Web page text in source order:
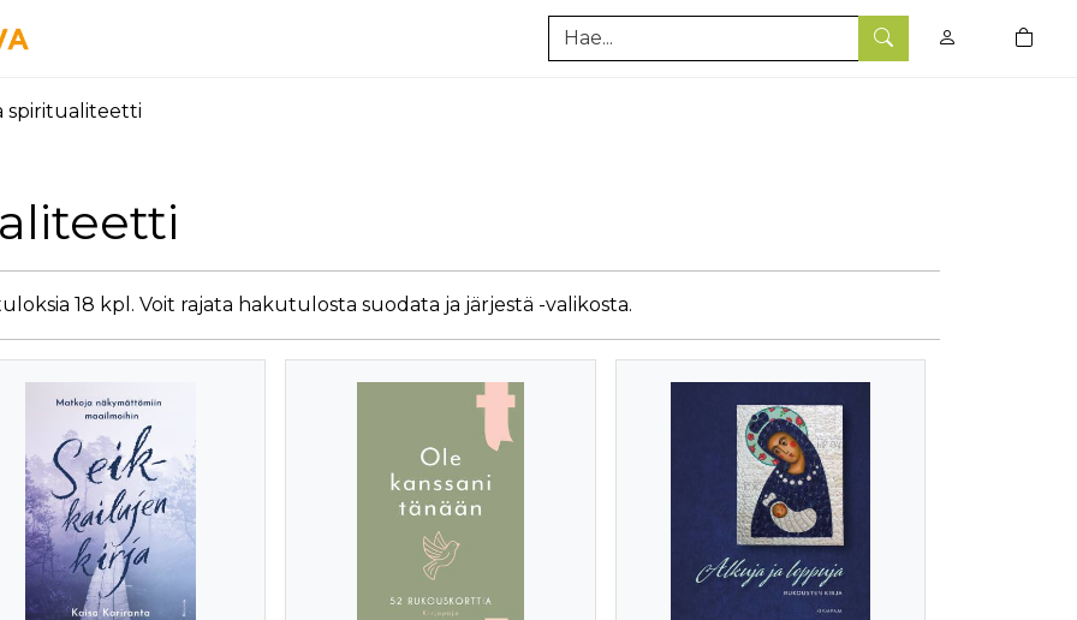
Hae
0
spiritualiteetti
18 kpl. Voit rajata hakutulosta suodata ja järjestä -valikosta.